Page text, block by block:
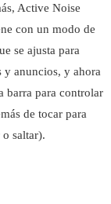
Active Noise
con un modo de
se ajusta para
y anuncios, y ahora
barra para controlar
de tocar para
o saltar).